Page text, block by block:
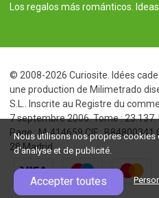
Los regalos más románticos.
© 2008-2026 Curiosite. Idées
une production de Milimetrado
S.L.. Inscrite au Registre du
7 septembre 2006. Tome : 23.137.
Page : M-414659 CIF :
28 Madrid
Nous utilisons nos propres cookies
d'analyse et de publicité.
Accepter toutes